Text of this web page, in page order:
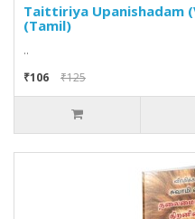
Taittiriya Upanishadam
(Tamil)
..
₹106
₹125